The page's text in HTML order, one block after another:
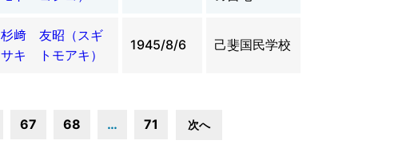
杉﨑 友昭（スギ
サキ トモアキ）
1945/8/6 己斐国民学校
67 68 … 71 次へ